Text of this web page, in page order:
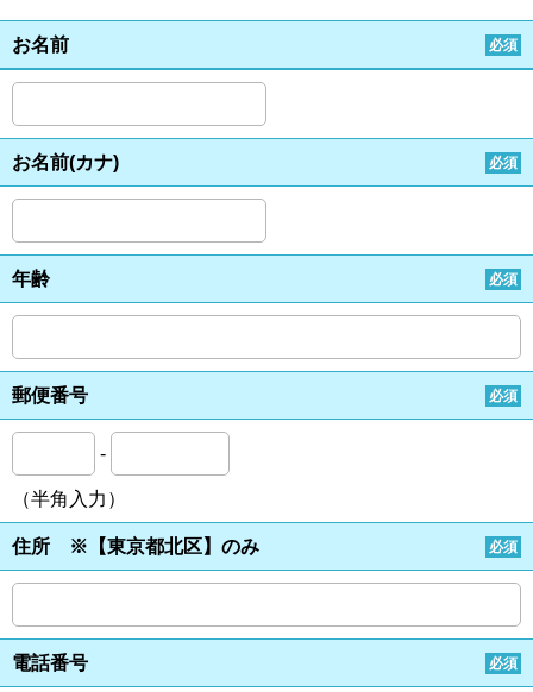
お名前 必須
お名前(カナ) 必須
年齢 必須
郵便番号 必須
-
（半角入力）
住所 ※【東京都北区】のみ 必須
電話番号 必須